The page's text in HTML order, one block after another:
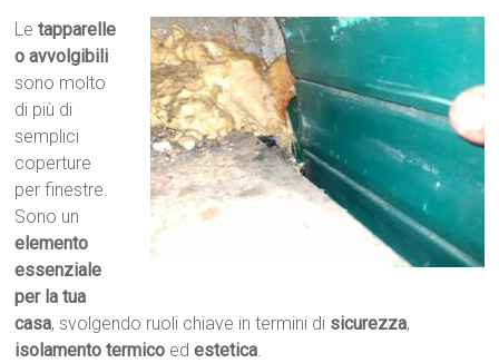
Letapparelle
o avvolgibili
sono molto
di più di
semplici
coperture
per finestre.
Sono un
elemento
essenziale
per la tua
casa, svolgendo ruoli chiave in termini di sicurezza,
isolamento termico edestetica.